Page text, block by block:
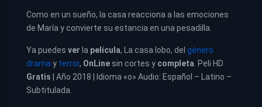
Como en un sueño, la casa reacciona a las emociones
de María y convierte su estancia en una pesadilla.
Ya puedes ver la película, La casa lobo, del género
dramay terror, OnLine sin cortes y completa. Peli HD
Gratis | Año 2018 | Idioma «o» Audio: Español – Latino –
Subtitulada.